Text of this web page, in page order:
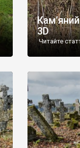
3D
Читайте